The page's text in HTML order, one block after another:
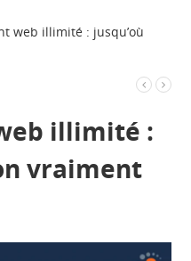
web illimité : jusqu’où
illimité :
vraiment